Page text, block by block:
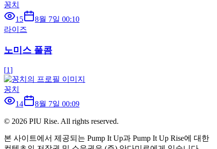
꽁치
15
8월 7일 00:10
라이즈
노미스 풀콤
[1]
꽁치
14
8월 7일 00:09
© 2026 PIU Rise. All rights reserved.
본 사이트에서 제공되는 Pump It Up과 Pump It Up Rise에 대한